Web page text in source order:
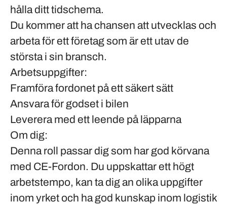
hålla ditt tidschema.
Du kommer att ha chansen att utvecklas och
arbeta för ett företag som är ett utav de
största i sin bransch.
Arbetsuppgifter:
Framföra fordonet på ett säkert sätt
Ansvara för godset i bilen
Leverera med ett leende på läpparna
Om dig:
Denna roll passar dig som har god körvana
med CE-Fordon. Du uppskattar ett högt
arbetstempo, kan ta dig an olika uppgifter
inom yrket och ha god kunskap inom logistik